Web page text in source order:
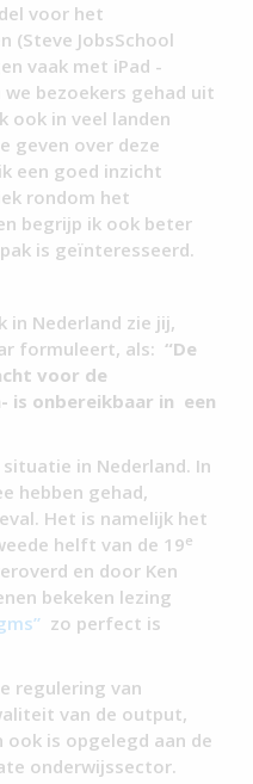
voor het
(Steve JobsSchool
vaak met iPad -
bezoekers gehad uit
ook in veel landen
geven over deze
een goed inzicht
rondom het
begrijp ik ook beter
is geïnteresseerd.
in Nederland zie jij,
formuleert, als: “De
voor de
is onbereikbaar in een
in Nederland. In
hebben gehad,
Het is namelijk het
helft van de 19e
en door Ken
bekeken lezing
zo perfect is
regulering van
van de output,
is opgelegd aan de
onderwijssector.